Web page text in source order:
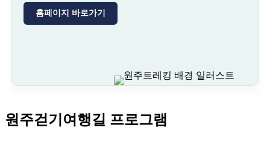
홈페이지 바로가기
원주걷기여행길 프로그램